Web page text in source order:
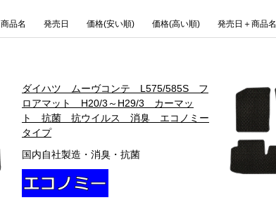
商品名 発売日 価格(安い順) 価格(高い順) 発売日＋商品名
ダイハツ ムーヴコンテ L575/585S フ
ロアマット H20/3～H29/3 カーマッ
ト 抗菌 抗ウイルス 消臭 エコノミー
タイプ
国内自社製造・消臭・抗菌